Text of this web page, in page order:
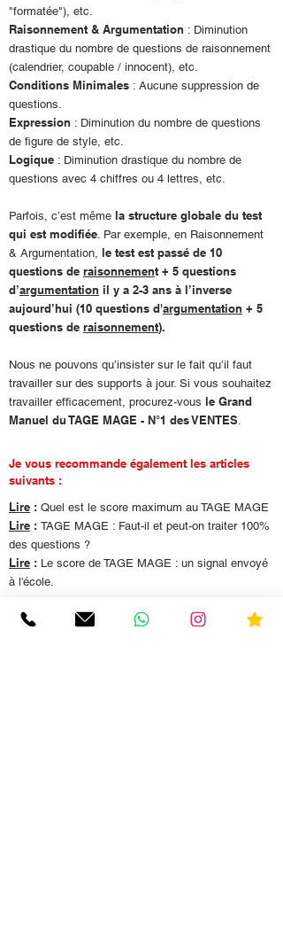
"formatée"), etc.
Raisonnement & Argumentation : Diminution
drastique du nombre de questions de raisonnement
(calendrier, coupable / innocent), etc.
Conditions Minimales : Aucune suppression de
questions.
Expression : Diminution du nombre de questions
de figure de style, etc.
Logique : Diminution drastique du nombre de
questions avec 4 chiffres ou 4 lettres, etc.
Parfois, c’est même la structure globale du test
qui est modifiée. Par exemple, en Raisonnement
& Argumentation, le test est passé de 10
questions de raisonnement + 5 questions
d’argumentation il y a 2-3 ans à l’inverse
aujourd’hui (10 questions d'argumentation + 5
questions de raisonnement).
Nous ne pouvons qu’insister sur le fait qu’il faut
travailler sur des supports à jour. Si vous souhaitez
travailler efficacement, procurez-vous le Grand
Manuel du TAGE MAGE - N°1 des VENTES.
Je vous recommande également les articles
suivants :
Lire : Quel est le score maximum au TAGE MAGE
Lire : TAGE MAGE : Faut-il et peut-on traiter 100%
des questions ?
Lire : Le score de TAGE MAGE : un signal envoyé
à l'école.